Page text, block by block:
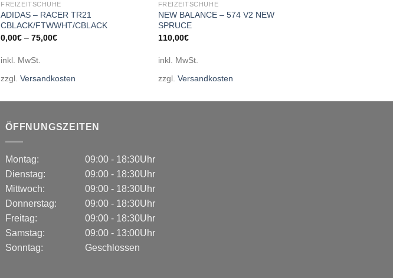
FREIZEITSCHUHE
ADIDAS – RACER TR21
CBLACK/FTWWHT/CBLACK
0,00€ –75,00€
inkl. MwSt.
zzgl.Versandkosten
FREIZEITSCHUHE
NEW BALANCE – 574 V2 NEW
SPRUCE
110,00€
inkl. MwSt.
zzgl. Versandkosten
ÖFFNUNGSZEITEN
Montag:
Dienstag:
Mittwoch:
Donnerstag:
Freitag:
Samstag:
Sonntag:
09:00 - 18:30Uhr
09:00 - 18:30Uhr
09:00 - 18:30Uhr
09:00 - 18:30Uhr
09:00 - 18:30Uhr
09:00 - 13:00Uhr
Geschlossen